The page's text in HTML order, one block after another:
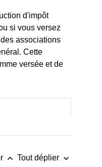
d'impôt
si vous versez
associations
Cette
versée et de
keyboard_arrow_up Tout déplier keyboard_arrow_down